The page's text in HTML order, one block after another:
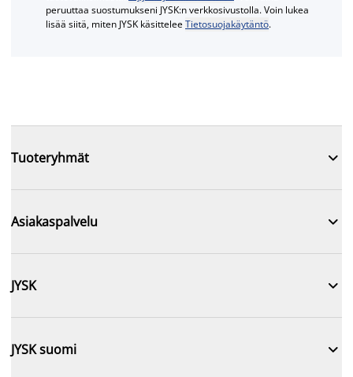
peruuttaa suostumukseni JYSK:n verkkosivustolla. Voin lukea
lisää siitä, miten JYSK käsitteleeTietosuojakäytäntö.
Tuoteryhmät 
Asiakaspalvelu 
JYSK 
JYSK suomi 